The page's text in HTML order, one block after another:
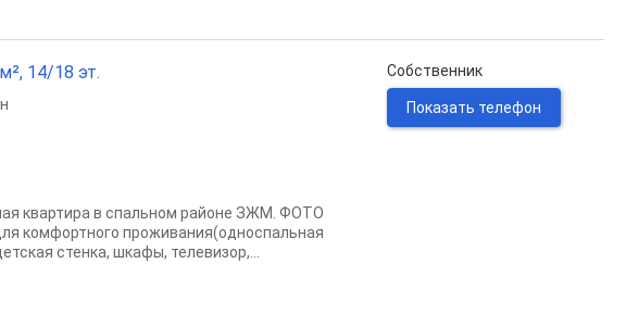
14/18 эт.
квартира в спальном районе ЗЖМ. ФОТО
комфортного проживания(односпальная
стенка, шкафы, телевизор,...
Собственник
Показать телефон